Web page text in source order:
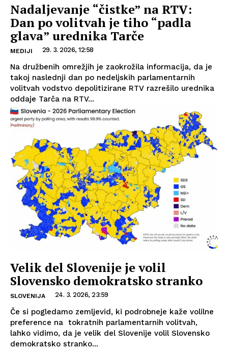
Nadaljevanje “čistke” na RTV:
Dan po volitvah je tiho “padla
glava” urednika Tarče
MEDIJI 29. 3. 2026, 12:58
Na družbenih omrežjih je zaokrožila informacija, da je
takoj naslednji dan po nedeljskih parlamentarnih
volitvah vodstvo depolitizirane RTV razrešilo urednika
oddaje Tarča na RTV...
Velik del Slovenije je volil
Slovensko demokratsko stranko
SLOVENIJA 24. 3. 2026, 23:59
Če si pogledamo zemljevid, ki podrobneje kaže volilne
preference na tokratnih parlamentarnih volitvah,
lahko vidimo, da je velik del Slovenije volil Slovensko
demokratsko stranko...